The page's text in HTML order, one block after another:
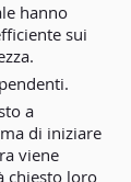
hanno
sui
a
di iniziare
viene
chiesto loro